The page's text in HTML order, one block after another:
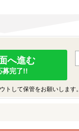
へ進む
募完了!!
して保管をお願いします。